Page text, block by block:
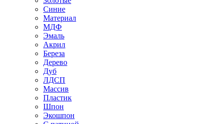
Синие
Материал
МДФ
Эмаль
Акрил
Береза
Дерево
Дуб
ЛДСП
Массив
Пластик
Шпон
Экошпон